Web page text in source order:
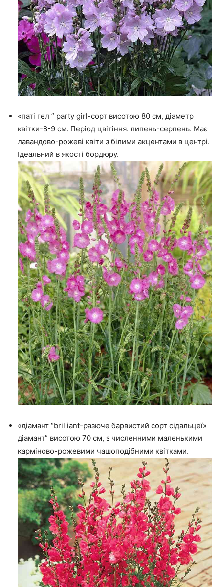
«паті гел ” party girl-сорт висотою 80 см, діаметр
квітки-8-9 см. Період цвітіння: липень-серпень. Має
лавандово-рожеві квіти з білими акцентами в центрі.
Ідеальний в якості бордюру.
«діамант “brilliant-разюче барвистий сорт сідальцеї»
діамант” висотою 70 см, з численними маленькими
карміново-рожевими чашоподібними квітками.